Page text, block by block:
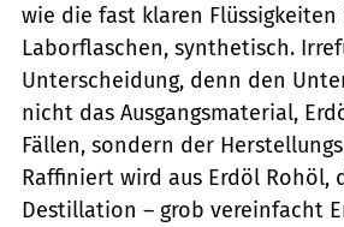
wie die fast klaren Flüssigkeiten
Laborflaschen, synthetisch.
Unterscheidung, denn den
nicht das Ausgangsmaterial,
Fällen, sondern der
Raffiniert wird aus Erdöl Rohöl,
Destillation – grob vereinfacht